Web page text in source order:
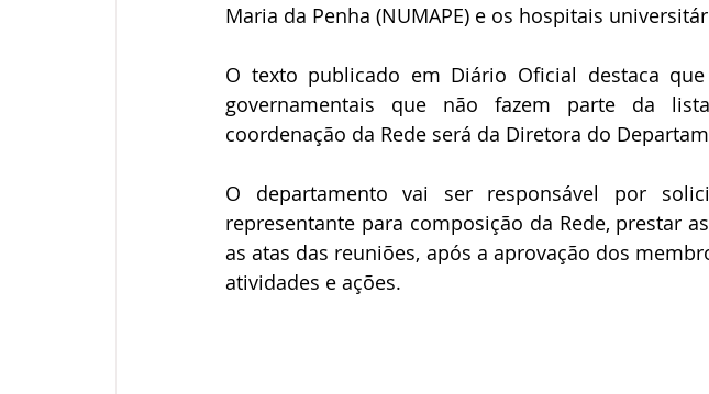
Maria da Penha (NUMAPE) e os hospitais
O texto publicado em Diário Oficial destaca
governamentais que não fazem parte da
coordenação da Rede será da Diretora do
O departamento vai ser responsável por
representante para composição da Rede, prestar
as atas das reuniões, após a aprovação dos
atividades e ações.